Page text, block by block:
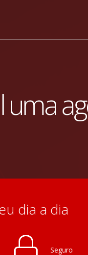
uma
dia a dia
Seguro